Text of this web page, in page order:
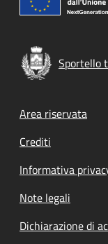
Sportello
Footer
Area riservata
Crediti
Informativa
Note legali
Dichiarazione di